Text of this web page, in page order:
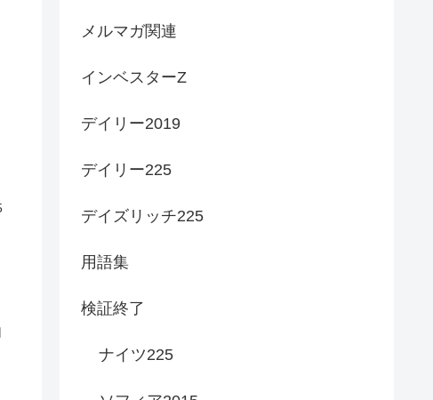
メルマガ関連
インベスターZ
デイリー2019
デイリー225
デイズリッチ225
用語集
検証終了
ナイツ225